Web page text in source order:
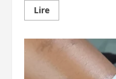
LireEn
savoir
Des
chiens
renifleurs
déployés